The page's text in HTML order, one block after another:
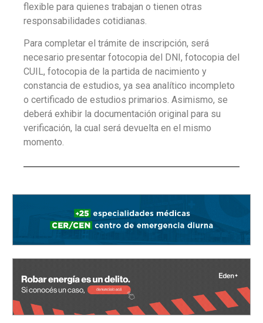
flexible para quienes trabajan o tienen otras
responsabilidades cotidianas.
Para completar el trámite de inscripción, será
necesario presentar fotocopia del DNI, fotocopia del
CUIL, fotocopia de la partida de nacimiento y
constancia de estudios, ya sea analítico incompleto
o certificado de estudios primarios. Asimismo, se
deberá exhibir la documentación original para su
verificación, la cual será devuelta en el mismo
momento.